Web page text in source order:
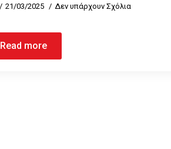
21/03/2025 Δεν υπάρχουν Σχόλια
Read more